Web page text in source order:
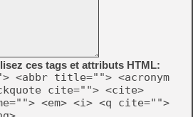
ces tags et attributs HTML:
<abbr title=""> <acronym
cite=""> <cite>
<em> <i> <q cite="">